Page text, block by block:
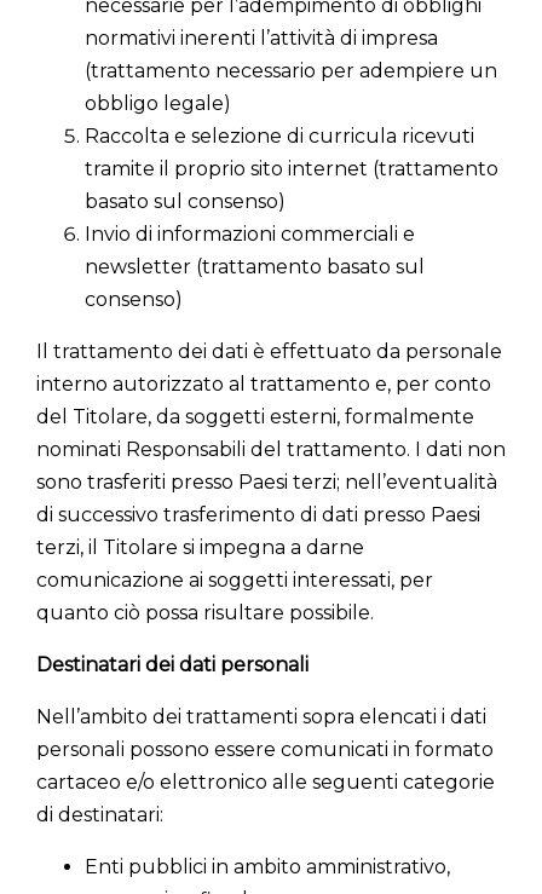
necessarie per l’adempimento di obblighi
normativi inerenti l’attività di impresa
(trattamento necessario per adempiere un
obbligo legale)
Raccolta e selezione di curricula ricevuti
tramite il proprio sito internet (trattamento
basato sul consenso)
Invio di informazioni commerciali e
newsletter (trattamento basato sul
consenso)
Il trattamento dei dati è effettuato da personale
interno autorizzato al trattamento e, per conto
del Titolare, da soggetti esterni, formalmente
nominati Responsabili del trattamento. I dati non
sono trasferiti presso Paesi terzi; nell’eventualità
di successivo trasferimento di dati presso Paesi
terzi, il Titolare si impegna a darne
comunicazione ai soggetti interessati, per
quanto ciò possa risultare possibile.
Destinatari dei dati personali
Nell’ambito dei trattamenti sopra elencati i dati
personali possono essere comunicati in formato
cartaceo e/o elettronico alle seguenti categorie
di destinatari:
Enti pubblici in ambito amministrativo,